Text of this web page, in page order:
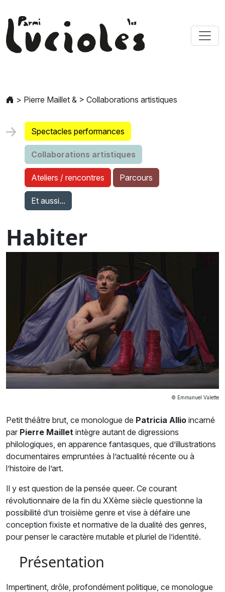
> Pierre Maillet & > Collaborations artistiques
Spectacles performances
Collaborations artistiques
Ateliers / rencontres Parcours
Et aussi...
Habiter
© Emmanuel Valette
Petit théâtre brut, ce monologue de Patricia Allio incarné
par Pierre Maillet intègre autant de digressions
philologiques, en apparence fantasques, que d’illustrations
documentaires empruntées à l’actualité récente ou à
l’histoire de l’art.
Il y est question de la pensée queer. Ce courant
révolutionnaire de la fin du XXème siècle questionne la
possibilité d’un troisième genre et vise à défaire une
conception fixiste et normative de la dualité des genres,
pour penser le caractère mutable et pluriel de l’identité.
Présentation
Impertinent, drôle, profondément politique, ce monologue